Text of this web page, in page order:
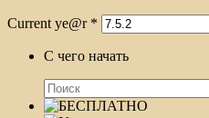
Current ye@r *
С чего начать